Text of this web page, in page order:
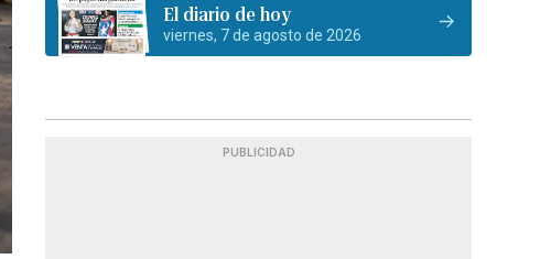
El diario de hoy
viernes, 7 de agosto de 2026
PUBLICIDAD